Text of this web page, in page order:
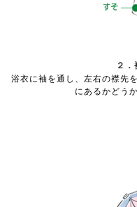
２
浴衣に袖を通し、左右の襟先
にあるかどう